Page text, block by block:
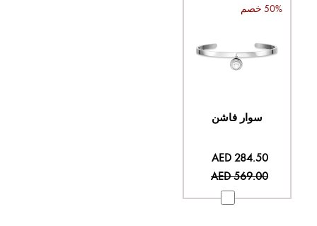
50% خصم
سوار فاشن
السعر
AED 284.50
AED 569.00